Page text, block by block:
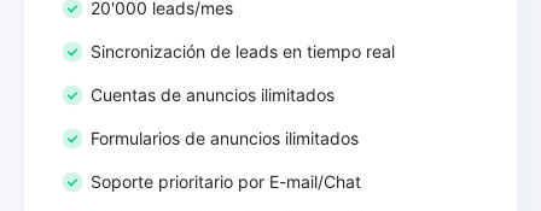
20'000 leads/mes
Sincronización de leads en tiempo real
Cuentas de anuncios ilimitados
Formularios de anuncios ilimitados
Soporte prioritario por E-mail/Chat